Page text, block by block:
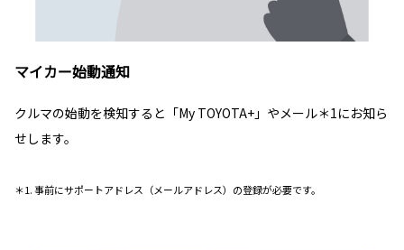
マイカー始動通知
クルマの始動を検知すると「My TOYOTA+」やメール＊1にお知ら
せします。
＊1. 事前にサポートアドレス（メールアドレス）の登録が必要です。